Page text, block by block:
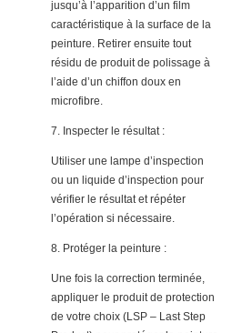
jusqu’à l’apparition d’un film
caractéristique à la surface de la
peinture. Retirer ensuite tout
résidu de produit de polissage à
l’aide d’un chiffon doux en
microfibre.
7. Inspecter le résultat :
Utiliser une lampe d’inspection
ou un liquide d’inspection pour
vérifier le résultat et répéter
l’opération si nécessaire.
8. Protéger la peinture :
Une fois la correction terminée,
appliquer le produit de protection
de votre choix (LSP – Last Step